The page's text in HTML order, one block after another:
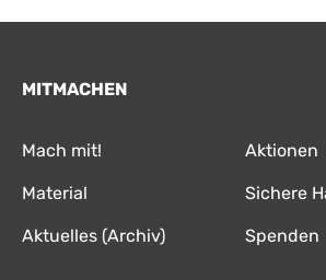
MITMACHEN
Mach mit! Aktionen
Material Sichere
Aktuelles (Archiv) Spenden